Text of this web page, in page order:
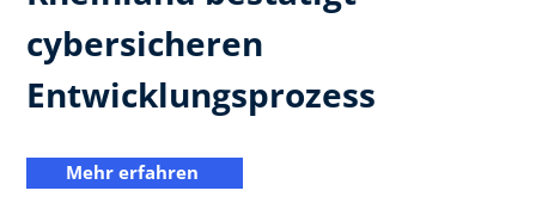
cybersicheren
Entwicklungsprozess
Mehr erfahren